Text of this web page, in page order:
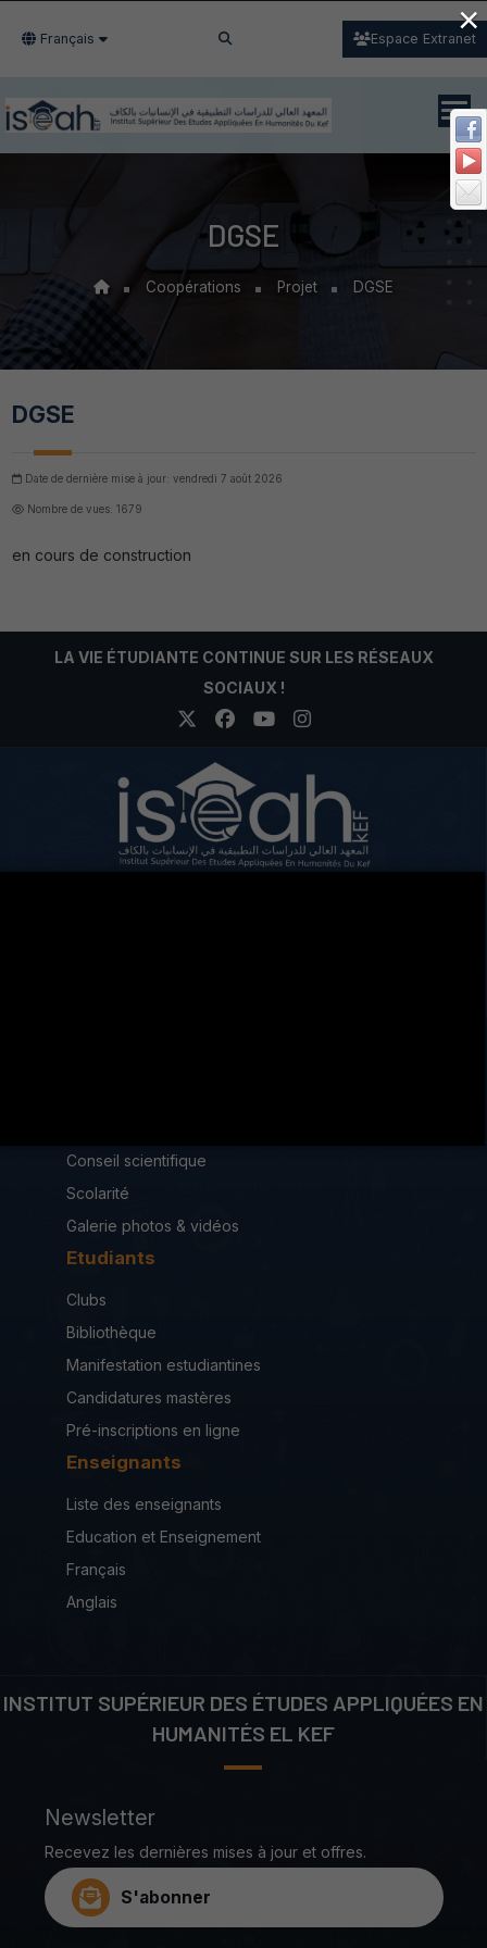
Français Espace Extranet
DGSE
Coopérations Projet DGSE
DGSE
Date de dernière mise à jour: vendredi 7 août 2026
Nombre de vues: 1679
en cours de construction
LA VIE ÉTUDIANTE CONTINUE SUR LES RÉSEAUX
SOCIAUX !
Conseil scientifique
Scolarité
Galerie photos & vidéos
Etudiants
Clubs
Bibliothèque
Manifestation estudiantines
Candidatures mastères
Pré-inscriptions en ligne
Enseignants
Liste des enseignants
Education et Enseignement
Français
Anglais
INSTITUT SUPÉRIEUR DES ÉTUDES APPLIQUÉES EN
HUMANITÉS EL KEF
Newsletter
Recevez les dernières mises à jour et offres.
S'abonner
×